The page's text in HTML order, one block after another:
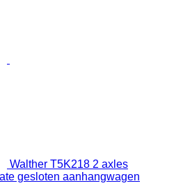
Walther T5K218 2 axles
gesloten aanhangwagen